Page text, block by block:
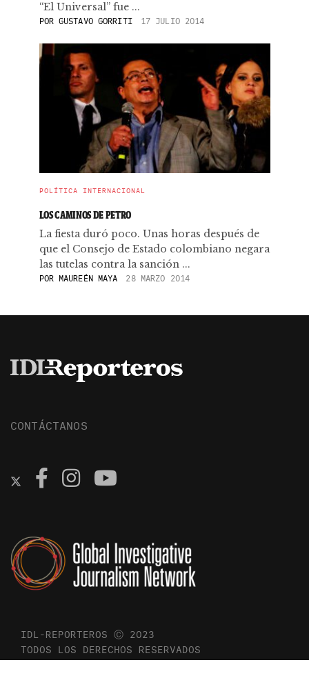
“El Universal” fue ...
POR GUSTAVO GORRITI 17 JULIO 2014
POLÍTICA INTERNACIONAL
LOS CAMINOS DE PETRO
La fiesta duró poco. Unas horas después de
que el Consejo de Estado colombiano negara
las tutelas contra la sanción ...
PORMAUREÉN MAYA 28 MARZO 2014
CONTÁCTANOS
IDL-REPORTEROS Ⓒ 2023
TODOS LOS DERECHOS RESERVADOS